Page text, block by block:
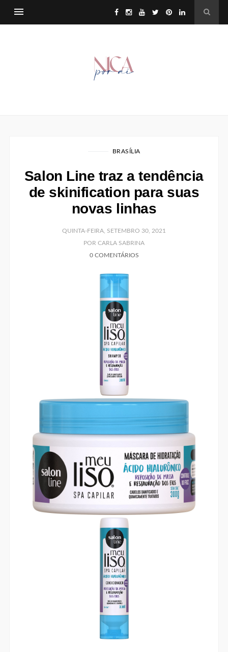
BRASÍLIA
Salon Line traz a tendência
de skinification para suas
novas linhas
QUINTA-FEIRA, SETEMBRO 30, 2021
POR CARLA SABRINA
0 COMENTÁRIOS